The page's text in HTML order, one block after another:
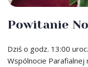
Powitanie
Dziś o godz. 13:00
Wspólnocie Parafialnej